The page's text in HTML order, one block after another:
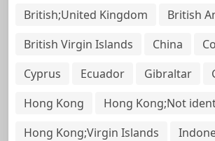
British;United Kingdom
British
British Virgin Islands
China
Cyprus
Ecuador Gibraltar
Hong Kong
Hong Kong;Not
Hong Kong;Virgin Islands